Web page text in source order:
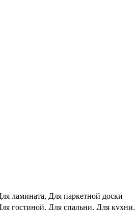
ламината, Для паркетной доски
гостиной, Для спальни, Для